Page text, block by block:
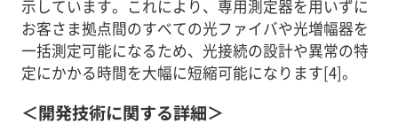
示しています。これにより、専用測定器を用いずに
お客さま拠点間のすべての光ファイバや光増幅器を
一括測定可能になるため、光接続の設計や異常の特
定にかかる時間を大幅に短縮可能になります[4]。
＜開発技術に関する詳細＞